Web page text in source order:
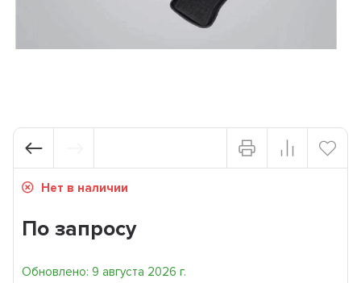
Нет в наличии
По запросу
Обновлено: 9 августа 2026 г.